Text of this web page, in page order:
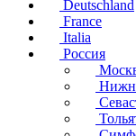
Deutschland
France
Italia
Россия